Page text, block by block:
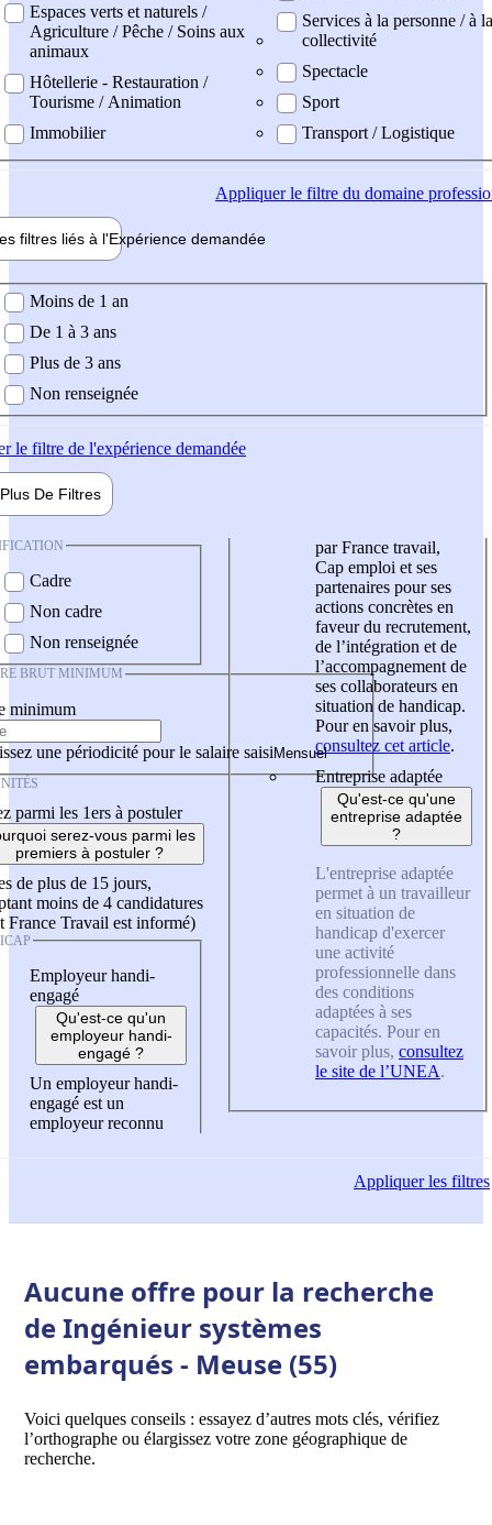
Espaces verts et naturels /
Agriculture / Pêche / Soins aux
animaux
Hôtellerie - Restauration /
Tourisme / Animation
Immobilier
Services à la personne / à la
collectivité
Spectacle
Sport
Transport / Logistique
Appliquerle filtre du domaine
filtres liés à l'Expérience demandée
demandée
Moins de 1 an
De 1 à 3 ans
Plus de 3 ans
Non renseignée
le filtre de l'expérience demandée
Plus De Filtres
Cadre
Non cadre
Non renseignée
BRUT MINIMUM
minimum
une périodicité pour le salaire saisi
parmi les 1ers à postuler
serez-vous parmi les
premiers à postuler ?
de plus de 15 jours,
moins de 4 candidatures
France Travail est informé)
Employeur handi-
engagé
Qu'est-ce qu'un
employeur handi-
engagé ?
Un employeur handi-
engagé est un
employeur reconnu
par France travail,
Cap emploi et ses
partenaires pour ses
actions concrètes en
faveur du recrutement,
de l’intégration et de
l’accompagnement de
ses collaborateurs en
situation de handicap.
Pour en savoir plus,
consultez cet article.
Entreprise adaptée
Qu'est-ce qu'une
entreprise adaptée
?
L'entreprise adaptée
permet à un travailleur
en situation de
handicap d'exercer
une activité
professionnelle dans
des conditions
adaptées à ses
capacités. Pour en
savoir plus, consultez
le site de l’UNEA.
Appliquerles filtres
Aucune offre pour la recherche
de Ingénieur systèmes
embarqués - Meuse (55)
Voici quelques conseils : essayez d’autres mots clés, vérifiez
l’orthographe ou élargissez votre zone géographique de
recherche.